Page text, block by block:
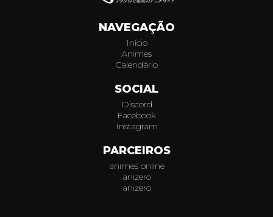
NAVEGAÇÃO
Início
Animes
Calendário
SOCIAL
Discord
Facebook
Instagram
PARCEIROS
animes online
anizero
anizero